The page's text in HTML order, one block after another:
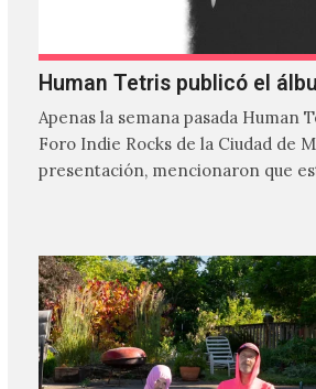
Human Tetris publicó el
Apenas la semana pasada Human
Foro Indie Rocks de la Ciudad de
presentación, mencionaron que